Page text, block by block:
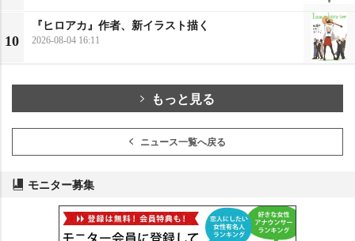
10
『ヒロアカ』作者、新イラスト描く
2026-08-04 16:11
もっと見る
ニュース一覧へ戻る
モニター募集